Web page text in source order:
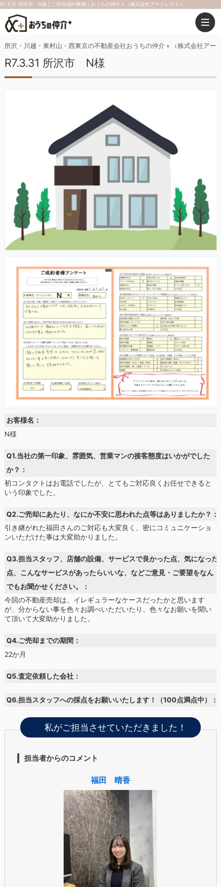
R7.3.31 所沢市 N様 | ご売却成約事例｜おうちの仲介＋（株式会社アークレスト）
所沢・川越・東村山・西東京の不動産会社おうちの仲介＋（株式会社アー
R7.3.31 所沢市 N様
お客様名：
N様
Q1.当社の第一印象、雰囲気、営業マンの接客態度はいかがでした
か？：
初コンタクトはお電話でしたが、とてもご対応良くお任せできると
いう印象でした。
Q2.ご売却にあたり、なにか不安に思われた点等はありましたか？：
引き継がれた福田さんのご対応も大変良く、密にコミュニケーショ
ンいただけた事は大変助かりました。
Q3.担当スタッフ、店舗の設備、サービスで良かった点、気になった
点、こんなサービスがあったらいいな、などご意見・ご要望をなん
でもお聞かせください。：
今回の不動産売却は、イレギュラーなケースだったかと思います
が、分からない事を色々お調べいただいたり、色々なお願いを聞い
て頂いて大変助かりました。
Q4.ご売却までの期間：
22か月
Q5.査定依頼した会社：
Q6.担当スタッフへの採点をお願いいたします！（100点満点中）：
私がご担当させていただきました！
担当者からのコメント
福田 晴香